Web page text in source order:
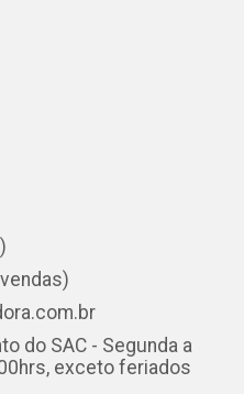
do SAC - Segunda a
exceto feriados